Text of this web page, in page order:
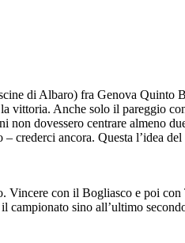
di Albaro) fra Genova Quinto
vittoria. Anche solo il pareggio
dovessero centrare almeno
crederci ancora. Questa l’idea
Vincere con il Bogliasco e poi
campionato sino all’ultimo